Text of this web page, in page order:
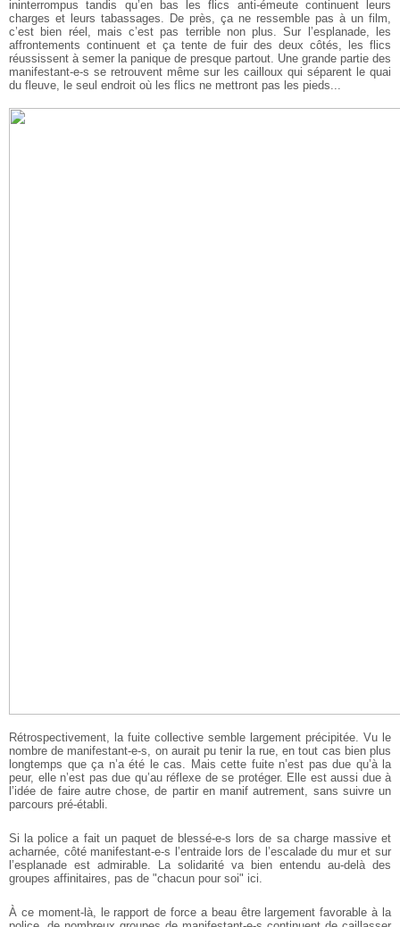
ininterrompus tandis qu’en bas les flics anti-émeute continuent leurs
charges et leurs tabassages. De près, ça ne ressemble pas à un film,
c’est bien réel, mais c’est pas terrible non plus. Sur l’esplanade, les
affrontements continuent et ça tente de fuir des deux côtés, les flics
réussissent à semer la panique de presque partout. Une grande partie des
manifestant-e-s se retrouvent même sur les cailloux qui séparent le quai
du fleuve, le seul endroit où les flics ne mettront pas les pieds...
Rétrospectivement, la fuite collective semble largement précipitée. Vu le
nombre de manifestant-e-s, on aurait pu tenir la rue, en tout cas bien plus
longtemps que ça n’a été le cas. Mais cette fuite n’est pas due qu’à la
peur, elle n’est pas due qu’au réflexe de se protéger. Elle est aussi due à
l’idée de faire autre chose, de partir en manif autrement, sans suivre un
parcours pré-établi.
Si la police a fait un paquet de blessé-e-s lors de sa charge massive et
acharnée, côté manifestant-e-s l’entraide lors de l’escalade du mur et sur
l’esplanade est admirable. La solidarité va bien entendu au-delà des
groupes affinitaires, pas de "chacun pour soi" ici.
À ce moment-là, le rapport de force a beau être largement favorable à la